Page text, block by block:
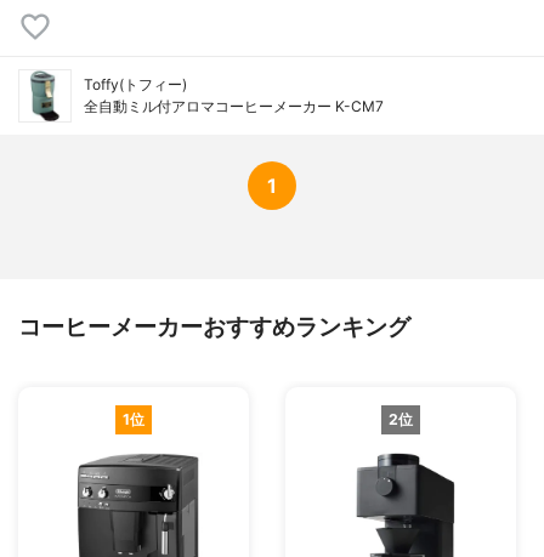
Toffy(トフィー)
全自動ミル付アロマコーヒーメーカー K-CM7
1
コーヒーメーカーおすすめランキング
1位 2位